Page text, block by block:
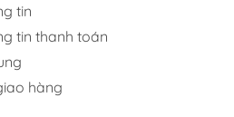
cộng đồng fan League
mong chờ.
Bật Của
tin
tin thanh toán
hàng